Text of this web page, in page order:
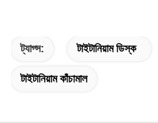
ট্যাগ্স: টাইটানিয়াম ডিস্ক
টাইটানিয়াম কাঁচামাল